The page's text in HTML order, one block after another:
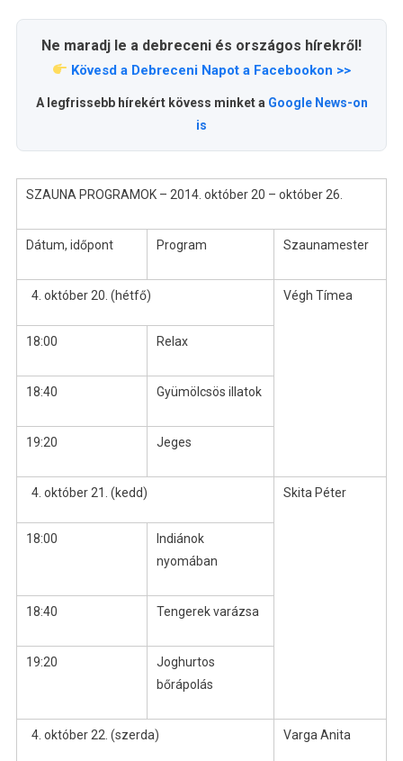
Ne maradj le a debreceni és országos hírekről!
Kövesd a Debreceni Napot a Facebookon >>
A legfrissebb hírekért kövess minket a Google News-on
is
SZAUNA PROGRAMOK – 2014. október 20 – október 26.
Dátum, időpont Program Szaunamester
október 20. (hétfő) Végh Tímea
18:00 Relax
18:40 Gyümölcsös illatok
19:20 Jeges
október 21. (kedd) Skita Péter
18:00
Indiánok
nyomában
18:40 Tengerek varázsa
19:20
Joghurtos
bőrápolás
október 22. (szerda) Varga Anita